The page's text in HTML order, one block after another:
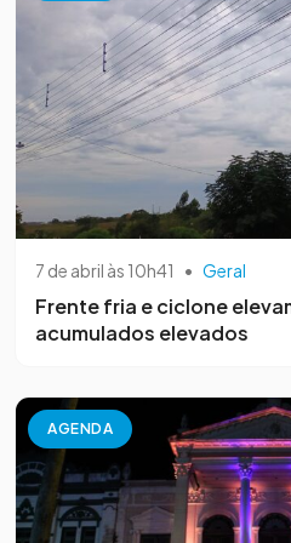
7 de abril às 10h41 • Geral
Frente fria e ciclone
acumulados elevados
AGENDA